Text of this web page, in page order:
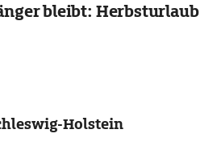
bleibt: Herbsturlaub
Holstein